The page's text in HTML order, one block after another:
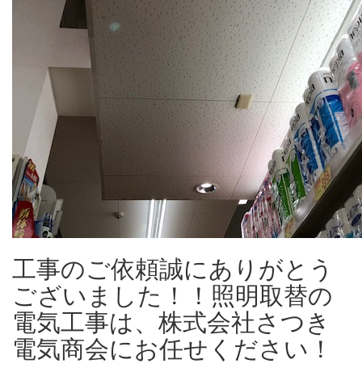
工事のご依頼誠にありがとう
ございました！！照明取替の
電気工事は、株式会社さつき
電気商会にお任せください！